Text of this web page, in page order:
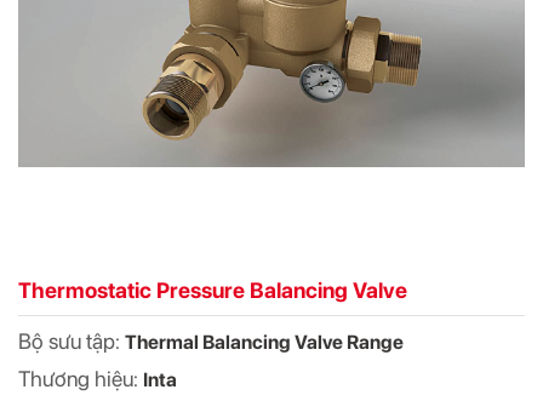
Thermostatic Pressure Balancing Valve
Bộ sưu tập: Thermal Balancing Valve Range
Thương hiệu: Inta